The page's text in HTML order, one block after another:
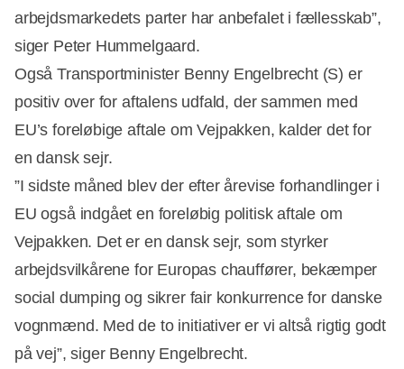
arbejdsmarkedets parter har anbefalet i fællesskab”,
siger Peter Hummelgaard.
Også Transportminister Benny Engelbrecht (S) er
positiv over for aftalens udfald, der sammen med
EU’s foreløbige aftale om Vejpakken, kalder det for
en dansk sejr.
”I sidste måned blev der efter årevise forhandlinger i
EU også indgået en foreløbig politisk aftale om
Vejpakken. Det er en dansk sejr, som styrker
arbejdsvilkårene for Europas chauffører, bekæmper
social dumping og sikrer fair konkurrence for danske
vognmænd. Med de to initiativer er vi altså rigtig godt
på vej”, siger Benny Engelbrecht.